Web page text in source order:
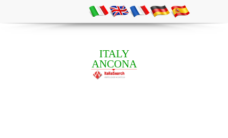
ITALY
ANCONA